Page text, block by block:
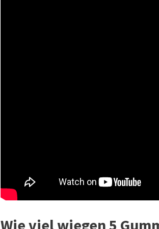
Wie viel wiegen 5